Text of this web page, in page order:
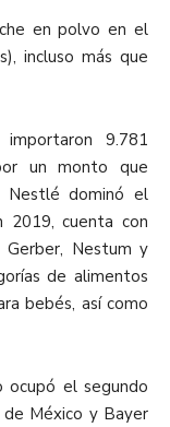
en polvo en el
incluso más que
9.781
un monto que
Nestlé dominó el
2019, cuenta con
Gerber, Nestum y
de alimentos
bebés, así como
ocupó el segundo
México y Bayer